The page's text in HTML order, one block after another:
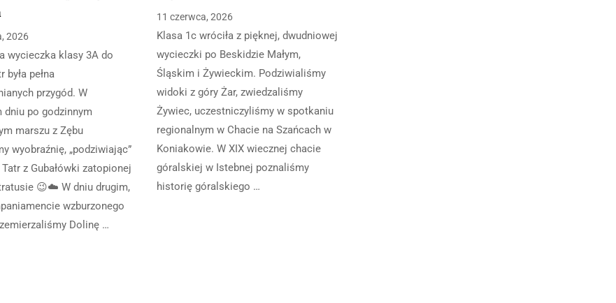
2026
wycieczka klasy 3A do
pełna
przygód. W
dniu po godzinnym
marszu z Zębu
wyobraźnię, „podziwiając”
z Gubałówki zatopionej
😉☁️ W dniu drugim,
wzburzonego
Dolinę …
11 czerwca, 2026
Klasa 1c wróciła z pięknej, dwudniowej
wycieczki po Beskidzie Małym,
Śląskim i Żywieckim. Podziwialiśmy
widoki z góry Żar, zwiedzaliśmy
Żywiec, uczestniczyliśmy w spotkaniu
regionalnym w Chacie na Szańcach w
Koniakowie. W XIX wiecznej chacie
góralskiej w Istebnej poznaliśmy
historię góralskiego …